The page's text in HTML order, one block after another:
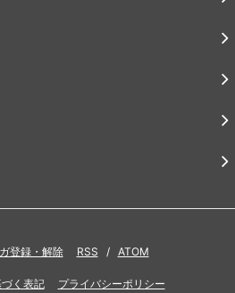
登録・解除 RSS / ATOM
く表記 プライバシーポリシー